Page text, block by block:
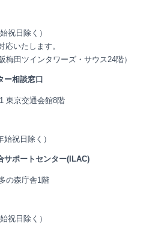
祝日除く）
いたします。
梅田ツインタワーズ・サウス24階）
ー相談窓口
東京交通会館8階
祝日除く）
サポートセンター(ILAC)
の森庁舎1階
祝日除く）